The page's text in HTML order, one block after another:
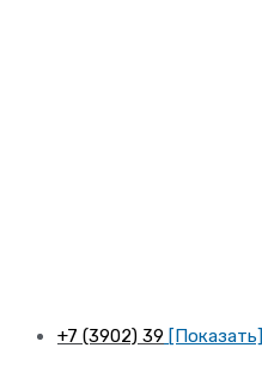
+7 (3902) 39 [Показать]